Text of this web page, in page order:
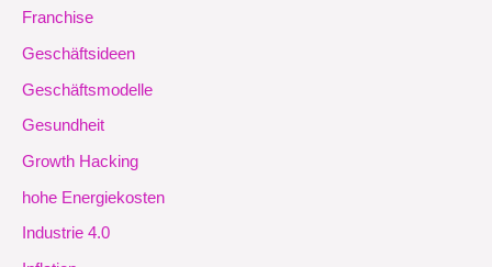
Franchise
Geschäftsideen
Geschäftsmodelle
Gesundheit
Growth Hacking
hohe Energiekosten
Industrie 4.0